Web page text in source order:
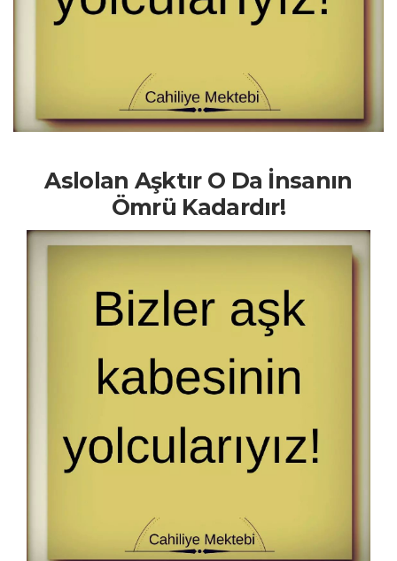
Aslolan Aşktır O Da İnsanın
Ömrü Kadardır!